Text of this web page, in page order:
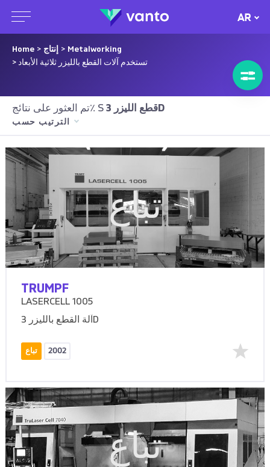
AR
Home > إنتاج > Metalworking
> تستخدم آلات القطع بالليزر ثلاثية الأبعاد
تم العثور على نتائج٪ S قطع الليزر 3D
الترتيب حسب
تباع
TRUMPF
LASERCELL 1005
آلة القطع بالليزر 3D
تباع 2002
تباع